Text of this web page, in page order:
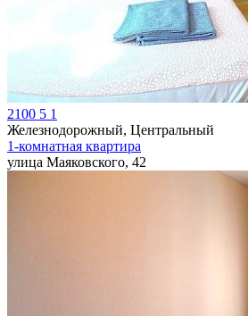
2100 5 1
Железнодорожный, Центральный
1-комнатная квартира
улица Маяковского, 42